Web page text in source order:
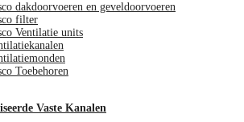
dakdoorvoeren en geveldoorvoeren
filter
Ventilatie units
Toebehoren
Vaste Kanalen